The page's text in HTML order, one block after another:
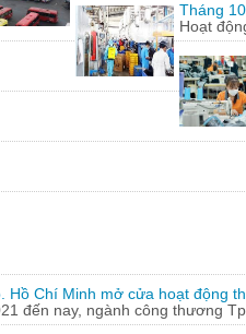
Tháng
Hoạt
Hồ Chí Minh mở cửa hoạt động
đến nay, ngành công thương